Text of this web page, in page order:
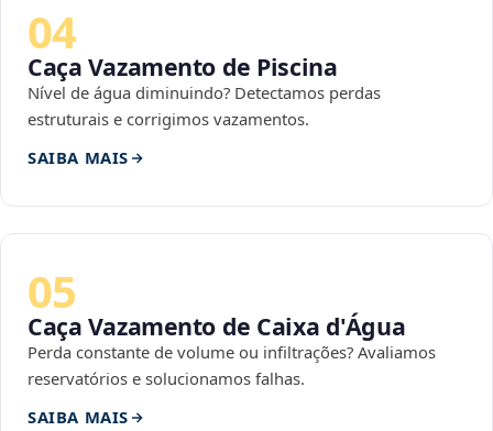
04
Caça Vazamento de Piscina
Nível de água diminuindo? Detectamos perdas
estruturais e corrigimos vazamentos.
SAIBA MAIS
05
Caça Vazamento de Caixa d'Água
Perda constante de volume ou infiltrações? Avaliamos
reservatórios e solucionamos falhas.
SAIBA MAIS